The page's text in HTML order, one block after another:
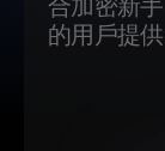
的用戶提供